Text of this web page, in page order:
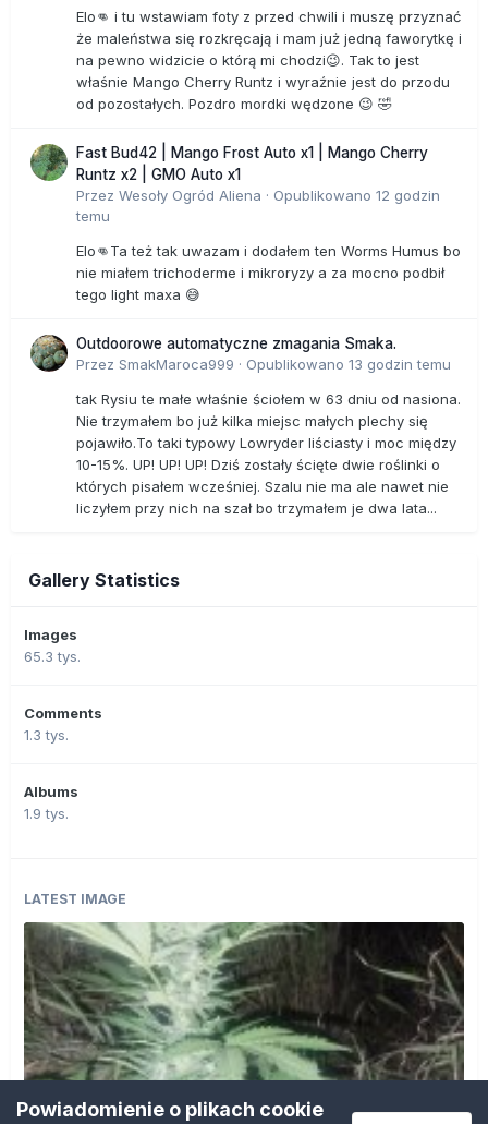
Elo👊 i tu wstawiam foty z przed chwili i muszę przyznać
że maleństwa się rozkręcają i mam już jedną faworytkę i
na pewno widzicie o którą mi chodzi😉. Tak to jest
właśnie Mango Cherry Runtz i wyraźnie jest do przodu
od pozostałych. Pozdro mordki wędzone 😉 🤣
Fast Bud42 | Mango Frost Auto x1 | Mango Cherry
Runtz x2 | GMO Auto x1
Przez Wesoły Ogród Aliena · Opublikowano 12 godzin
temu
Elo👊Ta też tak uwazam i dodałem ten Worms Humus bo
nie miałem trichoderme i mikroryzy a za mocno podbił
tego light maxa 😅
Outdoorowe automatyczne zmagania Smaka.
Przez SmakMaroca999 · Opublikowano 13 godzin temu
tak Rysiu te małe właśnie ściołem w 63 dniu od nasiona.
Nie trzymałem bo już kilka miejsc małych plechy się
pojawiło.To taki typowy Lowryder liściasty i moc między
10-15%. UP! UP! UP! Dziś zostały ścięte dwie roślinki o
których pisałem wcześniej. Szalu nie ma ale nawet nie
liczyłem przy nich na szał bo trzymałem je dwa lata...
Gallery Statistics
Images
65.3 tys.
Comments
1.3 tys.
Albums
1.9 tys.
LATEST IMAGE
Powiadomienie o plikach cookie